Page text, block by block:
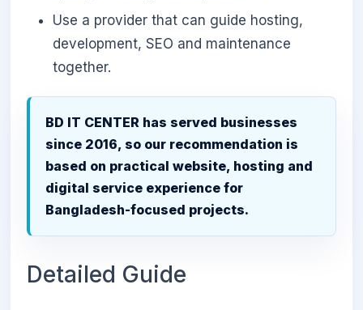
Use a provider that can guide hosting,
development, SEO and maintenance
together.
BD IT CENTER has served businesses
since 2016, so our recommendation is
based on practical website, hosting and
digital service experience for
Bangladesh-focused projects.
Detailed Guide